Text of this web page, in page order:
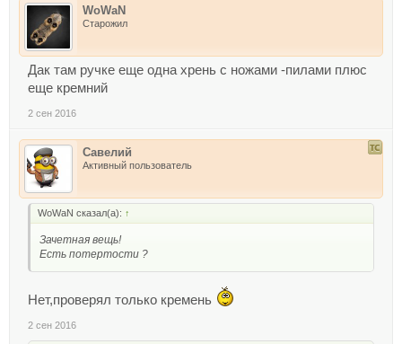
WoWaN
Старожил
Дак там ручке еще одна хрень с ножами -пилами плюс
еще кремний
2 сен 2016
Савелий
Активный пользователь
WoWaN сказал(а): ↑
Зачетная вещь!
Есть потертости ?
Нет,проверял только кремень
2 сен 2016